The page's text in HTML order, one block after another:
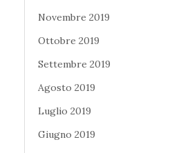
Novembre 2019
Ottobre 2019
Settembre 2019
Agosto 2019
Luglio 2019
Giugno 2019